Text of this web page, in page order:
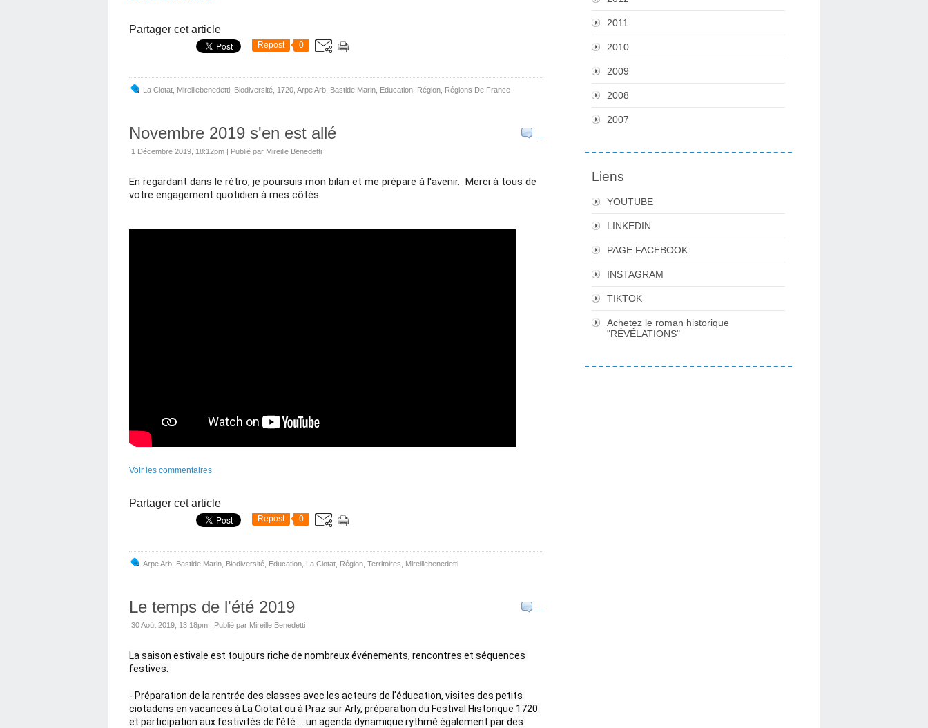
Partager cet article
Repost 0
La Ciotat Mireillebenedetti Biodiversité 1720 Arpe Arb Bastide Marin Education Région Régions De France
Novembre 2019 s'en est allé
1 Décembre 2019, 18:12pm | Publié par Mireille Benedetti
En regardant dans le rétro, je poursuis mon bilan et me prépare à l'avenir. Merci à tous de
votre engagement quotidien à mes côtés
Voir les commentaires
Partager cet article
Repost 0
Arpe Arb Bastide Marin Biodiversité Education La Ciotat Région Territoires Mireillebenedetti
Le temps de l'été 2019
30 Août 2019, 13:18pm | Publié par Mireille Benedetti
La saison estivale est toujours riche de nombreux événements, rencontres et séquences
festives.
- Préparation de la rentrée des classes avec les acteurs de l'éducation, visites des petits
ciotadens en vacances à La Ciotat ou à Praz sur Arly, préparation du Festival Historique 1720
et participation aux festivités de l'été ... un agenda dynamique rythmé également par des
2011
2010
2009
2008
2007
Liens
YOUTUBE
LINKEDIN
PAGE FACEBOOK
INSTAGRAM
TIKTOK
Achetez le roman historique
"RÉVÉLATIONS"